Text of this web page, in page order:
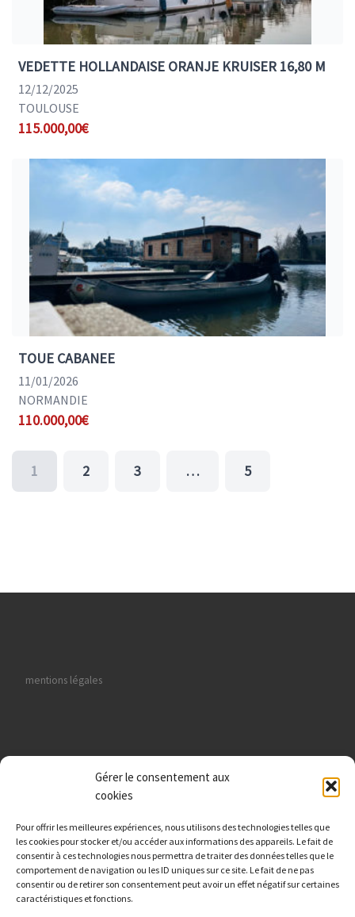
Gérer le consentement aux
cookies
Pour offrir les meilleures expériences, nous utilisons des technologies telles que
les cookies pour stocker et/ou accéder aux informations des appareils. Le fait de
consentir à ces technologies nous permettra de traiter des données telles que le
comportement de navigation ou les ID uniques sur ce site. Le fait de ne pas
consentir ou de retirer son consentement peut avoir un effet négatif sur certaines
caractéristiques et fonctions.
VEDETTE HOLLANDAISE ORANJE KRUISER 16,80 M
12/12/2025
TOULOUSE
115.000,00€
TOUE CABANEE
11/01/2026
NORMANDIE
110.000,00€
1 2 3 … 5
mentions légales
données personnelles
Viking Nautik : Route de Paris 27000 Evreux
Fabrice Tél./WhatsApp :